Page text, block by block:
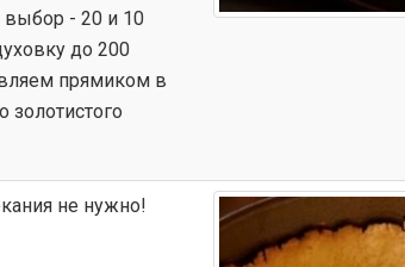
выбор - 20 и 10
до 200
прямиком в
золотистого
не нужно!